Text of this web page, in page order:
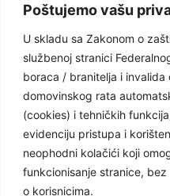
Poštujemo vašu
U skladu sa Zakonom o
službenoj stranici
boraca / branitelja i
domovinskog rata
(cookies) i tehničkih
evidenciju pristupa i
neophodni kolačići koji
funkcionisanje stranice,
o korisnicima.
Facebook Stranica
Youtube Kanal
Linkovi
Vlada Federacije Bosne i
Federalno ministarstvo